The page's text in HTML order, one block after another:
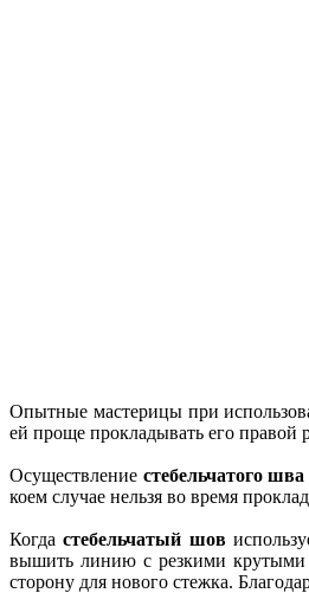
Опытные мастерицы при
ей проще прокладывать его
Осуществление стебельчатого шва
коем случае нельзя во время
Когдастебельчатый шов
вышить линию с резкими крутыми
сторону для нового стежка.